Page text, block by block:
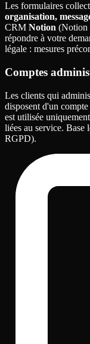
Les formulaires
organisation,
CRM Notion (Notion
répondre à votre
légale : mesures
Comptes
Les clients qui
disposent d'un
est utilisée
liées au service. Base
RGPD).